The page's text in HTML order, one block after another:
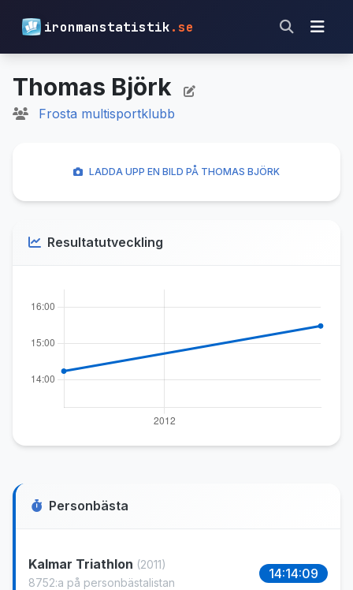
ironmanstatistik.se
Thomas Björk
Frosta multisportklubb
Personbästa
Kalmar Triathlon (2011)
8752:a på personbästalistan
14:14:09
LADDA UPP EN BILD PÅ THOMAS BJÖRK
Resultatutveckling